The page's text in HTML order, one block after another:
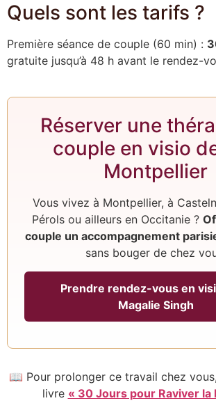
Quels sont les tarifs ?
Première séance de couple (60 min) :
gratuite jusqu’à 48 h avant le rendez-
Réserver une
couple en visio
Montpellier
Vous vivez à Montpellier, à
Pérols ou ailleurs en Occitanie ?
couple un accompagnement
sans bouger de chez
Prendre rendez-vous en
Magalie Singh
📖 Pour prolonger ce travail chez
livre « 30 Jours pour Raviver la